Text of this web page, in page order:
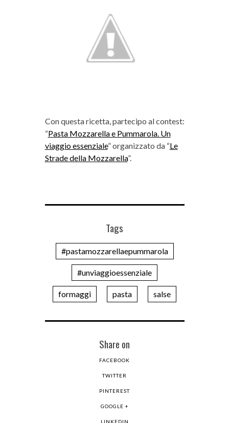
Con questa ricetta, partecipo al contest:
“Pasta Mozzarella e Pummarola. Un
viaggio essenziale” organizzato da “Le
Strade della Mozzarella”.
Tags
#pastamozzarellaepummarola
#unviaggioessenziale
formaggi pasta salse
Share on
FACEBOOK
TWITTER
PINTEREST
GOOGLE +
LINKEDIN